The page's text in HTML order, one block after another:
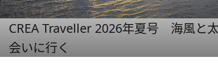
CREA Traveller 2026年夏号 海風と
会いに行く